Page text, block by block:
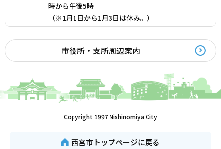
時から午後5時
（※1月1日から1月3日は休み。）
市役所・支所周辺案内
Copyright 1997 Nishinomiya City
西宮市トップページに戻る